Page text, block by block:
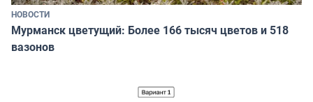
НОВОСТИ
Мурманск цветущий: Более 166 тысяч цветов и 518
вазонов